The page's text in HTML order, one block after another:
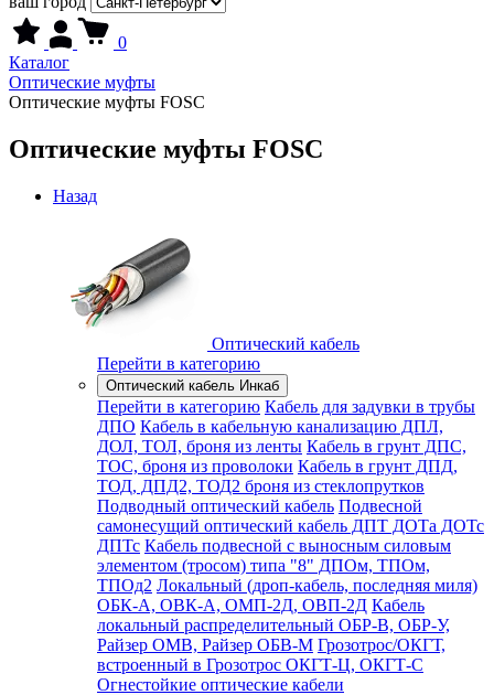
0
Каталог
Оптические муфты
Оптические муфты FOSC
Оптические муфты FOSC
Назад
Оптический кабель
Перейти в категорию
Оптический кабель Инкаб
Перейти в категорию Кабель для задувки в трубы
ДПО Кабель в кабельную канализацию ДПЛ,
ДОЛ, ТОЛ, броня из ленты Кабель в грунт ДПС,
ТОС, броня из проволоки Кабель в грунт ДПД,
ТОД, ДПД2, ТОД2 броня из стеклопрутков
Подводный оптический кабель Подвесной
самонесущий оптический кабель ДПТ ДОТа ДОТс
ДПТс Кабель подвесной с выносным силовым
элементом (тросом) типа "8" ДПОм, ТПОм,
ТПОд2 Локальный (дроп-кабель, последняя миля)
ОБК-А, ОВК-А, ОМП-2Д, ОВП-2Д Кабель
локальный распределительный ОБР-В, ОБР-У,
Райзер ОМВ, Райзер ОБВ-М Грозотрос/ОКГТ,
встроенный в Грозотрос ОКГТ-Ц, ОКГТ-С
Огнестойкие оптические кабели